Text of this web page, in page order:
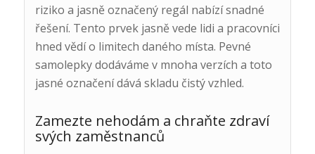
riziko a jasně označený regál nabízí snadné
řešení. Tento prvek jasně vede lidi a pracovníci
hned vědí o limitech daného místa. Pevné
samolepky dodáváme v mnoha verzích a toto
jasné označení dává skladu čistý vzhled.
Zamezte nehodám a chraňte zdraví
svých zaměstnanců